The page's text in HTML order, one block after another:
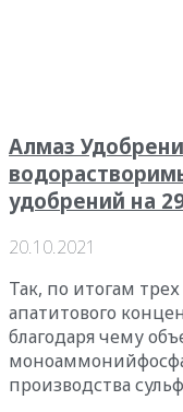
Алмаз
удобрений на
20.10.2021
Так, по итогам
апатитового
благодаря чему
производства